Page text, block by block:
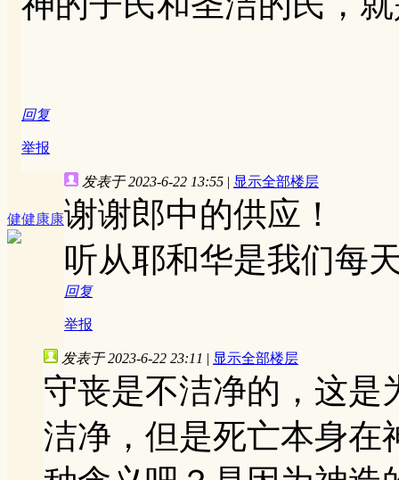
回复
举报
健健康康
发表于 2023-6-22 13:55 | 显示全部楼层
谢谢郎中的供应！
听从耶和华是我们每
回复
举报
发表于 2023-6-22 23:11 | 显示全部楼层
守丧是不洁净的，这是
洁净，但是死亡本身在